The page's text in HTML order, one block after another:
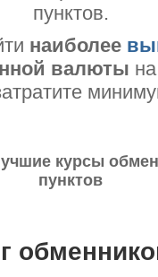
пунктов.
наиболее
валюты
курсы
пунктов